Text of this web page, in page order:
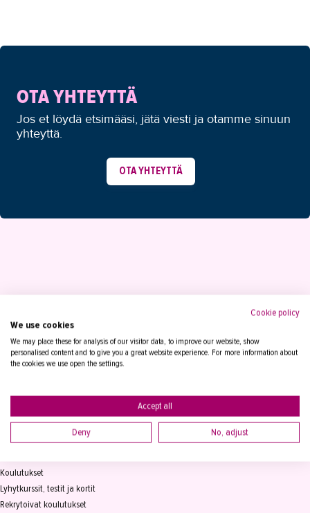
OTA YHTEYTTÄ
Jos et löydä etsimääsi, jätä viesti ja otamme sinuun
yhteyttä.
OTA YHTEYTTÄ
Tampereen Aikuiskoulutuskeskus
PL 15, 33821 Tampere
Vaihde03 2361 111
Koulutukset
Lyhytkurssit, testit ja kortit
Rekrytoivat koulutukset
Cookie policy
We use cookies
We may place these for analysis of our visitor data, to improve our website, show
personalised content and to give you a great website experience. For more information about
the cookies we use open the settings.
Accept all
Deny No, adjust